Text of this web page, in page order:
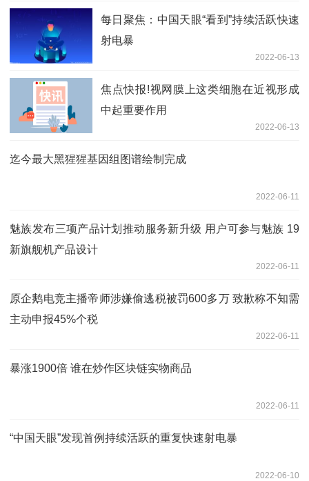
每日聚焦：中国天眼“看到”持续活跃快速
射电暴
2022-06-13
焦点快报!视网膜上这类细胞在近视形成
中起重要作用
2022-06-13
迄今最大黑猩猩基因组图谱绘制完成
2022-06-11
魅族发布三项产品计划推动服务新升级 用户可参与魅族 19
新旗舰机产品设计
2022-06-11
原企鹅电竞主播帝师涉嫌偷逃税被罚600多万 致歉称不知需
主动申报45%个税
2022-06-11
暴涨1900倍 谁在炒作区块链实物商品
2022-06-11
“中国天眼”发现首例持续活跃的重复快速射电暴
2022-06-10